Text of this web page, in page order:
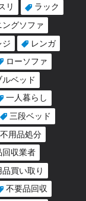
リ
ラック
ングソファ
ジ
レンガ
ローソファ
ベッド
一人暮らし
三段ベッド
不用品処分
回収業者
品買い取り
不要品回収